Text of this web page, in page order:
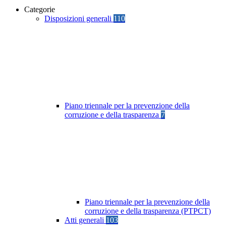
Categorie
Disposizioni generali 110
Piano triennale per la prevenzione della
corruzione e della trasparenza 7
Piano triennale per la prevenzione della
corruzione e della trasparenza (PTPCT)
Atti generali 103